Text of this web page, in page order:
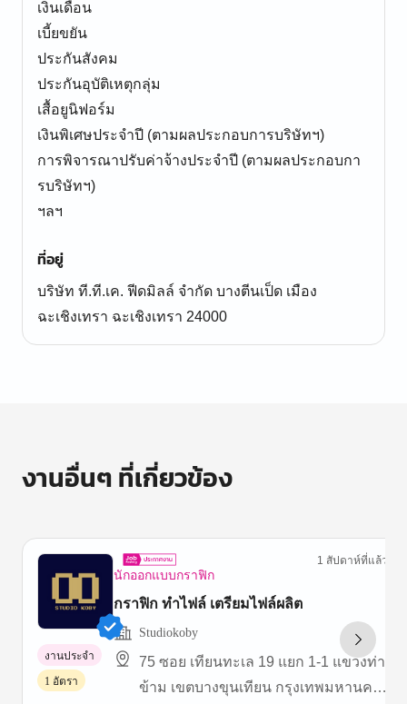
เงินเดือน
เบี้ยขยัน
ประกันสังคม
ประกันอุบัติเหตุกลุ่ม
เสื้อยูนิฟอร์ม
เงินพิเศษประจำปี (ตามผลประกอบการบริษัทฯ)
การพิจารณาปรับค่าจ้างประจำปี (ตามผลประกอบกา
รบริษัทฯ)
ที่อยู่
บริษัท ที.ที.เค. ฟีดมิลล์ จำกัด บางตีนเป็ด เมือง
ฉะเชิงเทรา ฉะเชิงเทรา 24000
งานอื่นๆ ที่เกี่ยวข้อง
นักออกแบบกราฟิก
1 สัปดาห์ที่แล้ว
กราฟิก ทำไฟล์ เตรียมไฟล์ผลิต
Studiokoby
75 ซอย เทียนทะเล 19 แยก 1-1 แขวงท่า
ข้าม เขตบางขุนเทียน กรุงเทพมหานคร
งานประจำ
1 อัตรา